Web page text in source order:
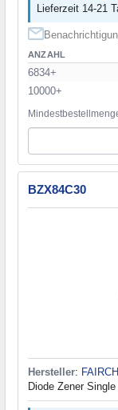
Lieferzeit 14-21
ANZAHL
6834+
10000+
BZX84C30
Hersteller:
Diode Zener